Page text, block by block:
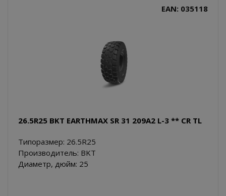
EAN: 035118
26.5R25 BKT EARTHMAX SR 31 209A2 L-3 ** CR TL
Типоразмер: 26.5R25
Производитель: BKT
Диаметр, дюйм: 25